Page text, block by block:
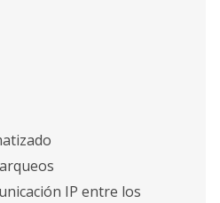
IP entre los